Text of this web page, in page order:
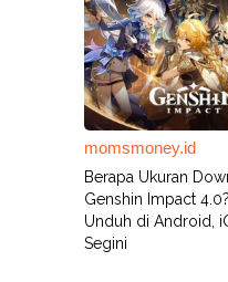
momsmoney.id
Berapa Ukuran
Genshin Impact
Unduh di Android,
Segini